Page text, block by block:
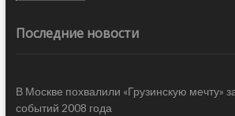
Последние новости
В Москве похвалили «Грузинскую мечту»
событий 2008 года